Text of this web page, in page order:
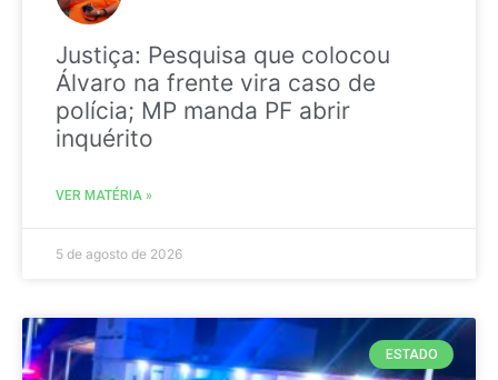
Justiça: Pesquisa que colocou
Álvaro na frente vira caso de
polícia; MP manda PF abrir
inquérito
VER MATÉRIA »
5 de agosto de 2026
ESTADO